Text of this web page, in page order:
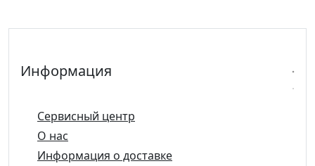
Информация
Сервисный центр
О нас
Информация о доставке